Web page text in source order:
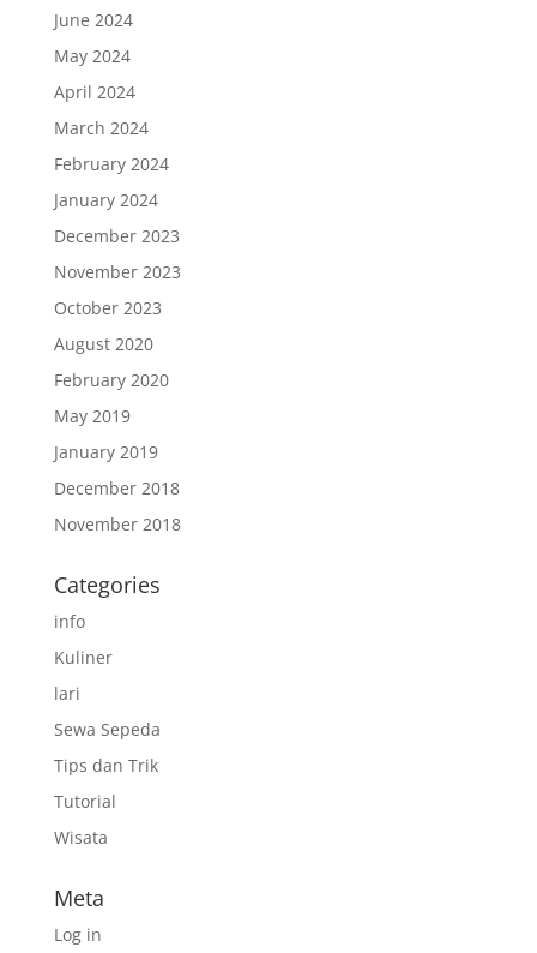
June 2024
May 2024
April 2024
March 2024
February 2024
January 2024
December 2023
November 2023
October 2023
August 2020
February 2020
May 2019
January 2019
December 2018
November 2018
Categories
info
Kuliner
lari
Sewa Sepeda
Tips dan Trik
Tutorial
Wisata
Meta
Log in